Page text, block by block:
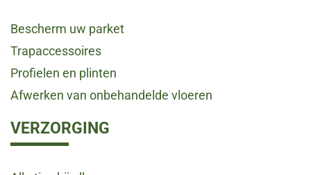
Bescherm uw parket
Trapaccessoires
Profielen en plinten
Afwerken van onbehandelde vloeren
VERZORGING